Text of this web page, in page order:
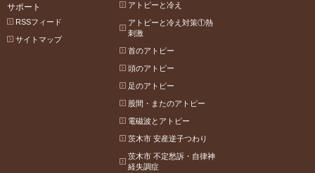
アトピーと冷え
アトピーと冷え対策①熱
刺激
首のアトピー
頭のアトピー
足のアトピー
股間・またのアトピー
電磁波とアトピー
茨木市 安産逆子つわり
茨木市 不定愁訴・自律神
経失調症
サポート
RSSフィード
サイトマップ